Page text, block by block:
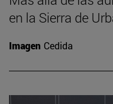
en la Sierra de
Imagen Cedida